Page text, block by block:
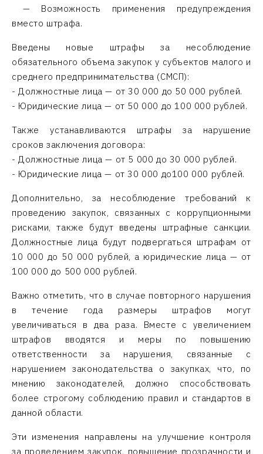
— Возможность применения предупреждения
вместо штрафа.
Введены новые штрафы за несоблюдение
обязательного объема закупок у субъектов малого и
среднего предпринимательства (СМСП):
- Должностные лица — от 30 000 до 50 000 рублей.
- Юридические лица — от 50 000 до 100 000 рублей.
Также устанавливаются штрафы за нарушение
сроков заключения договора:
- Должностные лица — от 5 000 до 30 000 рублей.
- Юридические лица — от 30 000 до100 000 рублей.
Дополнительно, за несоблюдение требований к
проведению закупок, связанных с коррупционными
рисками, также будут введены штрафные санкции.
Должностные лица будут подвергаться штрафам от
10 000 до 50 000 рублей, а юридические лица — от
100 000 до 500 000 рублей.
Важно отметить, что в случае повторного нарушения
в течение года размеры штрафов могут
увеличиваться в два раза. Вместе с увеличением
штрафов вводятся и меры по повышению
ответственности за нарушения, связанные с
нарушением законодательства о закупках, что, по
мнению законодателей, должно способствовать
более строгому соблюдению правил и стандартов в
данной области.
Эти изменения направлены на улучшение контроля
за проведением закупок, повышение прозрачности и